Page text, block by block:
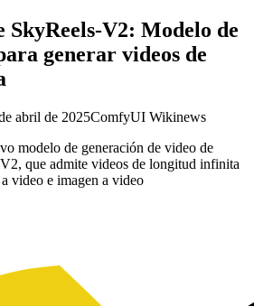
SkyReels-V2: Modelo de
generar videos de
abril de 2025ComfyUI Wikinews
modelo de generación de video de
que admite videos de longitud infinita
video e imagen a video